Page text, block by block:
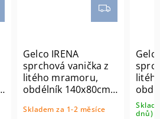
Gelco IRENA
sprchová vanička z
litého mramoru,
obdélník 140x80cm,
Skladem za 1-2 měsíce
bílá
dnů)